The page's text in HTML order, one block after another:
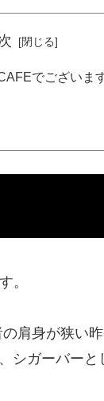
でございま
。
肩身が狭い
ガーバーと